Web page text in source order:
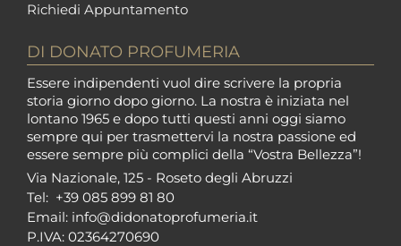
Richiedi Appuntamento
DI DONATO PROFUMERIA
Essere indipendenti vuol dire scrivere la propria
storia giorno dopo giorno. La nostra è iniziata nel
lontano 1965 e dopo tutti questi anni oggi siamo
sempre qui per trasmettervi la nostra passione ed
essere sempre più complici della “Vostra Bellezza”!
Via Nazionale, 125 - Roseto degli Abruzzi
Tel: +39 085 899 81 80
Email: info@didonatoprofumeria.it
P.IVA: 02364270690